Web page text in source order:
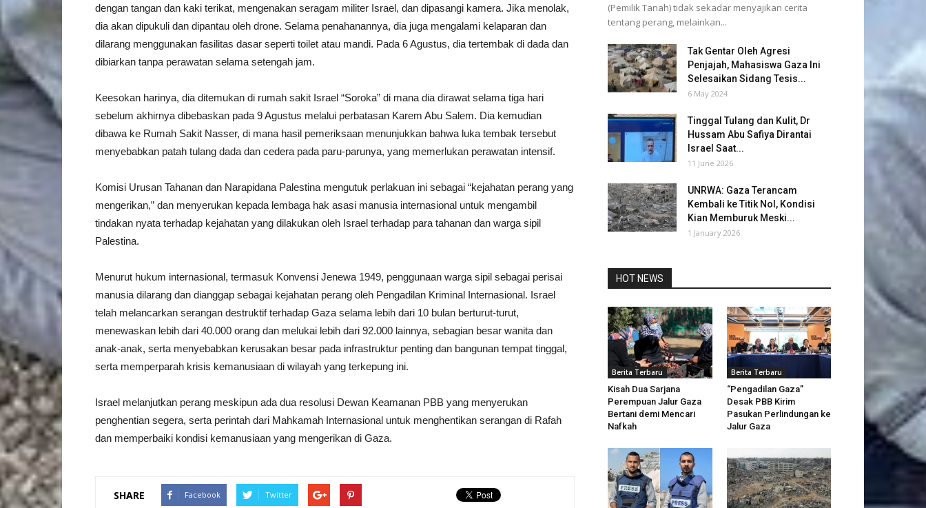
dengan tangan dan kaki terikat, mengenakan seragam militer Israel, dan dipasangi kamera. Jika menolak,
dia akan dipukuli dan dipantau oleh drone. Selama penahanannya, dia juga mengalami kelaparan dan
dilarang menggunakan fasilitas dasar seperti toilet atau mandi. Pada 6 Agustus, dia tertembak di dada dan
dibiarkan tanpa perawatan selama setengah jam.
Keesokan harinya, dia ditemukan di rumah sakit Israel “Soroka” di mana dia dirawat selama tiga hari
sebelum akhirnya dibebaskan pada 9 Agustus melalui perbatasan Karem Abu Salem. Dia kemudian
dibawa ke Rumah Sakit Nasser, di mana hasil pemeriksaan menunjukkan bahwa luka tembak tersebut
menyebabkan patah tulang dada dan cedera pada paru-parunya, yang memerlukan perawatan intensif.
Komisi Urusan Tahanan dan Narapidana Palestina mengutuk perlakuan ini sebagai “kejahatan perang yang
mengerikan,” dan menyerukan kepada lembaga hak asasi manusia internasional untuk mengambil
tindakan nyata terhadap kejahatan yang dilakukan oleh Israel terhadap para tahanan dan warga sipil
Palestina.
Menurut hukum internasional, termasuk Konvensi Jenewa 1949, penggunaan warga sipil sebagai perisai
manusia dilarang dan dianggap sebagai kejahatan perang oleh Pengadilan Kriminal Internasional. Israel
telah melancarkan serangan destruktif terhadap Gaza selama lebih dari 10 bulan berturut-turut,
menewaskan lebih dari 40.000 orang dan melukai lebih dari 92.000 lainnya, sebagian besar wanita dan
anak-anak, serta menyebabkan kerusakan besar pada infrastruktur penting dan bangunan tempat tinggal,
serta memperparah krisis kemanusiaan di wilayah yang terkepung ini.
Israel melanjutkan perang meskipun ada dua resolusi Dewan Keamanan PBB yang menyerukan
penghentian segera, serta perintah dari Mahkamah Internasional untuk menghentikan serangan di Rafah
dan memperbaiki kondisi kemanusiaan yang mengerikan di Gaza.
SHARE Facebook Twitter
(Pemilik Tanah) tidak sekadar menyajikan cerita
tentang perang, melainkan...
Tak Gentar Oleh Agresi
Penjajah, Mahasiswa Gaza Ini
Selesaikan Sidang Tesis...
6 May 2024
Tinggal Tulang dan Kulit, Dr
Hussam Abu Safiya Dirantai
Israel Saat...
11 June 2026
UNRWA: Gaza Terancam
Kembali ke Titik Nol, Kondisi
Kian Memburuk Meski...
1 January 2026
HOT NEWS
Berita Terbaru
Kisah Dua Sarjana
Perempuan Jalur Gaza
Bertani demi Mencari
Nafkah
Berita Terbaru
“Pengadilan Gaza”
Desak PBB Kirim
Pasukan Perlindungan ke
Jalur Gaza